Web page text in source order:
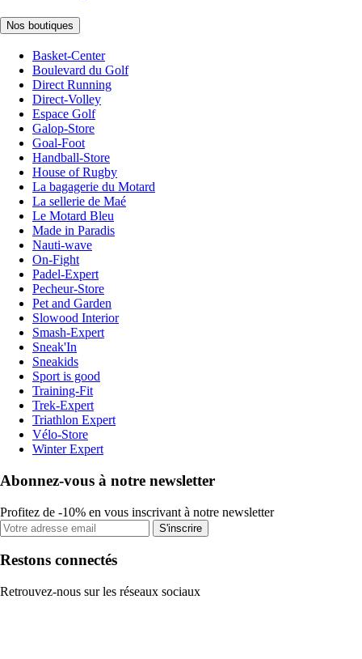
Nos boutiques
Basket-Center
Boulevard du Golf
Direct Running
Direct-Volley
Espace Golf
Galop-Store
Goal-Foot
Handball-Store
House of Rugby
La bagagerie du Motard
La sellerie de Maé
Le Motard Bleu
Made in Paradis
Nauti-wave
On-Fight
Padel-Expert
Pecheur-Store
Pet and Garden
Slowood Interior
Smash-Expert
Sneak'In
Sneakids
Sport is good
Training-Fit
Trek-Expert
Triathlon Expert
Vélo-Store
Winter Expert
Abonnez-vous à notre newsletter
Profitez de -10% en vous inscrivant à notre newsletter
S'inscrire
Restons connectés
Retrouvez-nous sur les réseaux sociaux